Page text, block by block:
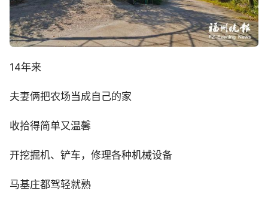
14年来
夫妻俩把农场当成自己的家
收拾得简单又温馨
开挖掘机、铲车，修理各种机械设备
马基庄都驾轻就熟